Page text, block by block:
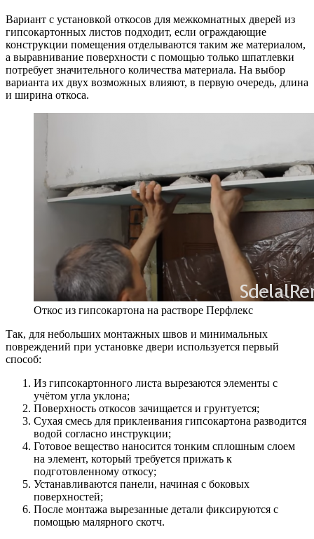
Вариант с установкой откосов для межкомнатных дверей из
гипсокартонных листов подходит, если ограждающие
конструкции помещения отделываются таким же материалом,
а выравнивание поверхности с помощью только шпатлевки
потребует значительного количества материала. На выбор
варианта их двух возможных влияют, в первую очередь, длина
и ширина откоса.
Откос из гипсокартона на растворе Перфлекс
Так, для небольших монтажных швов и минимальных
повреждений при установке двери используется первый
способ:
Из гипсокартонного листа вырезаются элементы с
учётом угла уклона;
Поверхность откосов зачищается и грунтуется;
Сухая смесь для приклеивания гипсокартона разводится
водой согласно инструкции;
Готовое вещество наносится тонким сплошным слоем
на элемент, который требуется прижать к
подготовленному откосу;
Устанавливаются панели, начиная с боковых
поверхностей;
После монтажа вырезанные детали фиксируются с
помощью малярного скотч.